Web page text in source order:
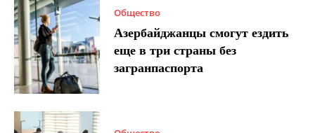
Общество
Азербайджанцы смогут ездить
еще в три страны без
загранпаспорта